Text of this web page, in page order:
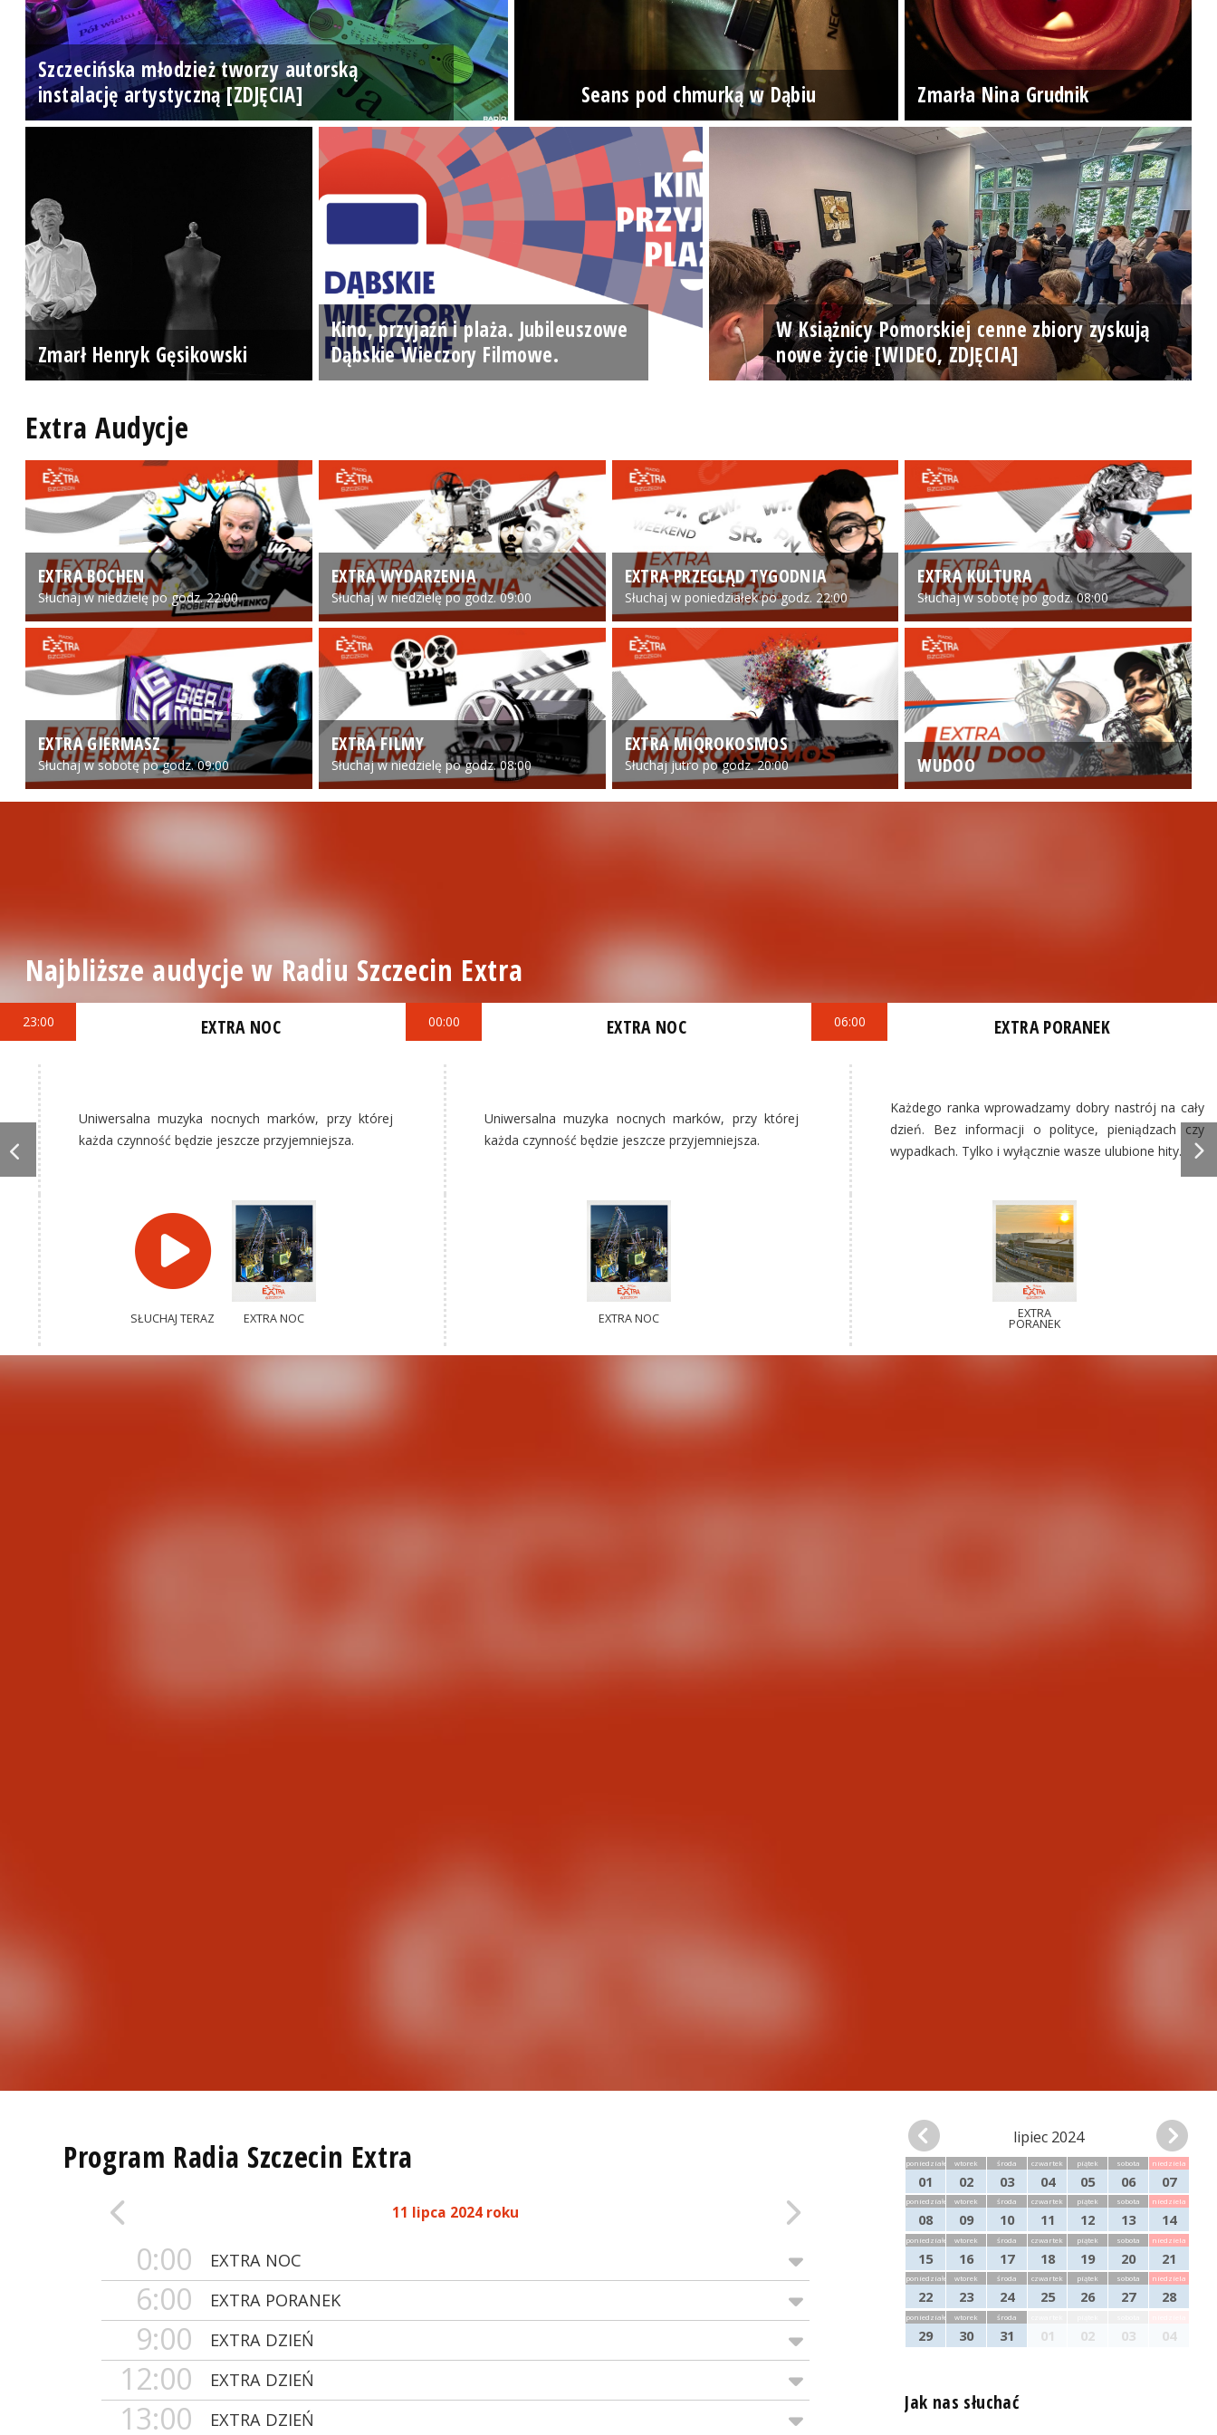
Szczecińska młodzież tworzy autorską
instalację artystyczną [ZDJĘCIA]
Seans pod chmurką w Dąbiu Zmarła Nina Grudnik
Zmarł Henryk Gęsikowski
Kino, przyjaźń i plaża. Jubileuszowe
Dąbskie Wieczory Filmowe.
W Książnicy Pomorskiej cenne zbiory zyskują
nowe życie [WIDEO, ZDJĘCIA]
Extra Audycje
EXTRA BOCHEN
Słuchaj w niedzielę po godz. 22:00
EXTRA WYDARZENIA
Słuchaj w niedzielę po godz. 09:00
EXTRA PRZEGLĄD TYGODNIA
Słuchaj w poniedziałek po godz. 22:00
EXTRA KULTURA
Słuchaj w sobotę po godz. 08:00
EXTRA GIERMASZ
Słuchaj w sobotę po godz. 09:00
EXTRA FILMY
Słuchaj w niedzielę po godz. 08:00
EXTRA MIQROKOSMOS
Słuchaj jutro po godz. 20:00 WUDOO
Najbliższe audycje w Radiu Szczecin Extra
23:00 EXTRA NOC
Uniwersalna muzyka nocnych marków, przy której
każda czynność będzie jeszcze przyjemniejsza.
SŁUCHAJ TERAZ EXTRA NOC
00:00 EXTRA NOC
Uniwersalna muzyka nocnych marków, przy której
każda czynność będzie jeszcze przyjemniejsza.
EXTRA NOC
06:00 EXTRA PORANEK
Każdego ranka wprowadzamy dobry nastrój na cały
dzień. Bez informacji o polityce, pieniądzach czy
wypadkach. Tylko i wyłącznie wasze ulubione hity.
EXTRA
PORANEK
Program Radia Szczecin Extra
11 lipca 2024 roku
0:00 EXTRA NOC
6:00 EXTRA PORANEK
9:00 EXTRA DZIEŃ
12:00 EXTRA DZIEŃ
13:00 EXTRA DZIEŃ
lipiec 2024
poniedziałek
01
wtorek
02
środa
03
czwartek
04
piątek
05
sobota
06
niedziela
07
poniedziałek
08
wtorek
09
środa
10
czwartek
11
piątek
12
sobota
13
niedziela
14
poniedziałek
15
wtorek
16
środa
17
czwartek
18
piątek
19
sobota
20
niedziela
21
poniedziałek
22
wtorek
23
środa
24
czwartek
25
piątek
26
sobota
27
niedziela
28
poniedziałek
29
wtorek
30
środa
31 01 02 03 04
Jak nas słuchać